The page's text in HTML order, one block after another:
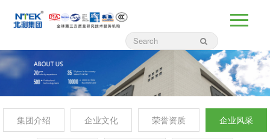
集团介绍 企业文化 荣誉资质 企业风采